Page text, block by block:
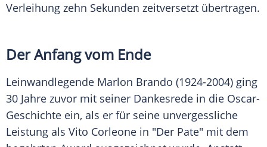
Verleihung zehn Sekunden zeitversetzt übertragen.
Der Anfang vom Ende
Leinwandlegende Marlon Brando (1924-2004) ging
30 Jahre zuvor mit seiner Dankesrede in die Oscar-
Geschichte ein, als er für seine unvergessliche
Leistung als Vito Corleone in "Der Pate" mit dem